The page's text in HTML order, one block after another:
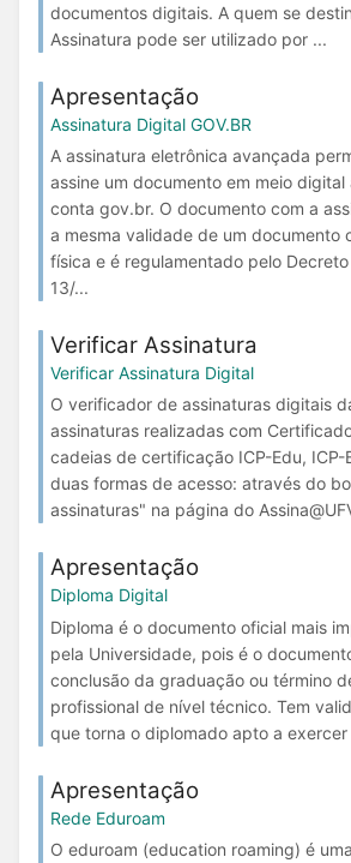
documentos digitais. A quem se
Assinatura pode ser utilizado por ...
Apresentação
Assinatura Digital GOV.BR
A assinatura eletrônica avançada
assine um documento em meio
conta gov.br. O documento com a
a mesma validade de um documento
física e é regulamentado pelo
13/...
Verificar Assinatura
Verificar Assinatura Digital
O verificador de assinaturas digitais
assinaturas realizadas com
cadeias de certificação ICP-Edu, ICP-
duas formas de acesso: através do
assinaturas" na página do
Apresentação
Diploma Digital
Diploma é o documento oficial mais
pela Universidade, pois é o
conclusão da graduação ou término
profissional de nível técnico. Tem
que torna o diplomado apto a
Apresentação
Rede Eduroam
O eduroam (education roaming) é